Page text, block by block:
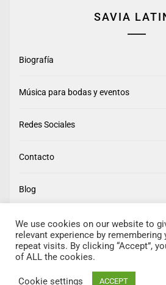
SAVIA
Biografía
Música para bodas y eventos
Redes Sociales
Contacto
Blog
We use cookies on our website to
relevant experience by remembering
repeat visits. By clicking “Accept”,
of ALL the cookies.
Cookie settings ACCEPT